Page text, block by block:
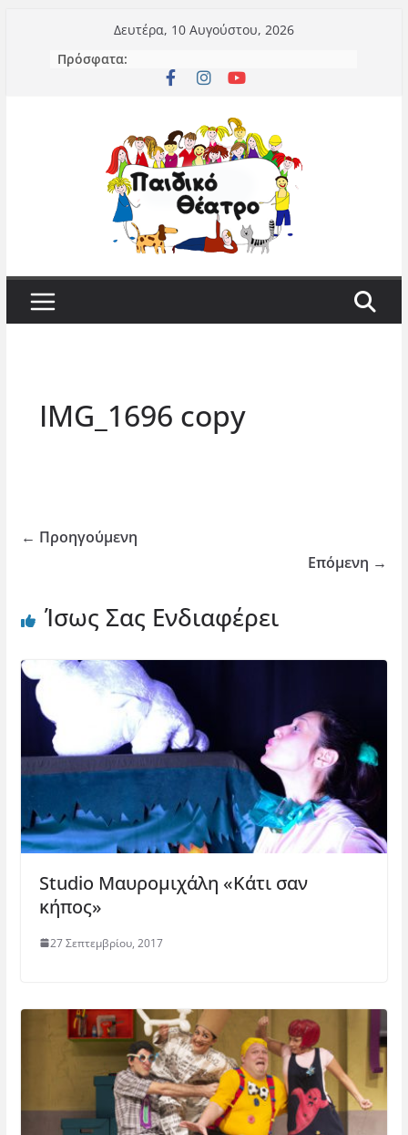
περιεχόμενο
Δευτέρα, 10 Αυγούστου, 2026
Πρόσφατα:
IMG_1696 copy
← Προηγούμενη
Επόμενη →
Ίσως Σας Ενδιαφέρει
Studio Μαυρομιχάλη «Κάτι σαν
κήπος»
27 Σεπτεμβρίου, 2017